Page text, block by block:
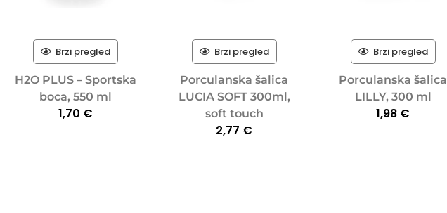
Brzi pregled
H2O PLUS – Sportska
boca, 550 ml
1,70 €
Brzi pregled
Porculanska šalica
LUCIA SOFT 300ml,
soft touch
2,77 €
Brzi pregled
Porculanska šalica
LILLY, 300 ml
1,98 €